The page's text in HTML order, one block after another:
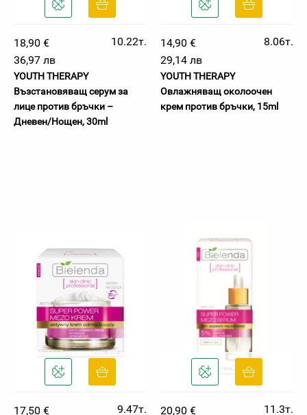
18,90 €
10.22т.
36,97 лв
YOUTH THERAPY
Възстановяващ серум за
лице против бръчки –
Дневен/Нощен, 30ml
14,90 €
8.06т.
29,14 лв
YOUTH THERAPY
Овлажняващ околоочен
крем против бръчки, 15ml
17,50 €
9.47т.
20,90 €
11.3т.